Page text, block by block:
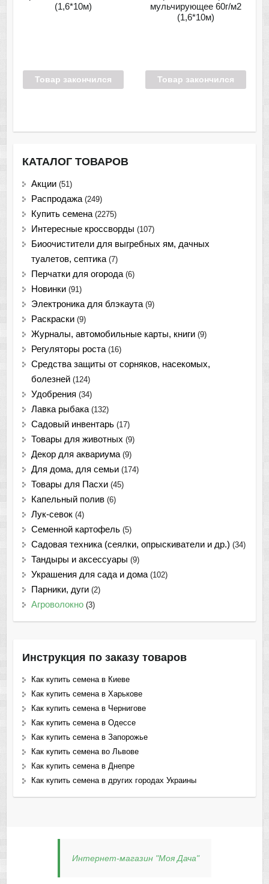
(1,6*10м)
Товар закончился
мульчирующее 60г/м2
(1,6*10м)
Товар закончился
КАТАЛОГ ТОВАРОВ
Акции (51)
Распродажа (249)
Купить семена (2275)
Интересные кроссворды (107)
Биоочистители для выгребных ям, дачных
туалетов, септика (7)
Перчатки для огорода (6)
Новинки (91)
Электроника для блэкаута (9)
Раскраски (9)
Журналы, автомобильные карты, книги (9)
Регуляторы роста (16)
Средства защиты от сорняков, насекомых,
болезней (124)
Удобрения (34)
Лавка рыбака (132)
Садовый инвентарь (17)
Товары для животных (9)
Декор для аквариума (9)
Для дома, для семьи (174)
Товары для Пасхи (45)
Капельный полив (6)
Лук-севок (4)
Семенной картофель (5)
Садовая техника (сеялки, опрыскиватели и др.) (34)
Тандыры и аксессуары (9)
Украшения для сада и дома (102)
Парники, дуги (2)
Агроволокно (3)
Инструкция по заказу товаров
Как купить семена в Киеве
Как купить семена в Харькове
Как купить семена в Чернигове
Как купить семена в Одессе
Как купить семена в Запорожье
Как купить семена во Львове
Как купить семена в Днепре
Как купить семена в других городах Украины
Интернет-магазин "Моя Дача"